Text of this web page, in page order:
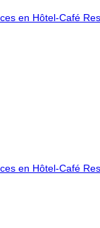
en Hôtel-Café
en Hôtel-Café